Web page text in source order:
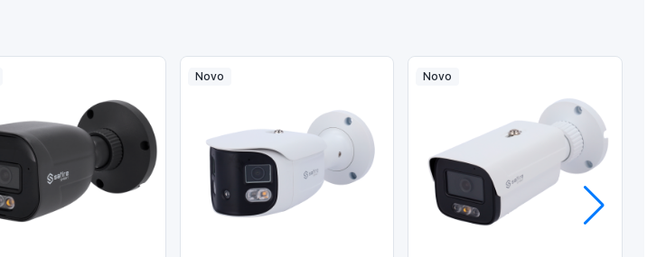
Próximo
Novo Novo